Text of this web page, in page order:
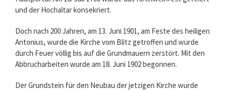
und der Hochaltar konsekriert.
Doch nach 200 Jahren, am 13. Juni 1901, am Feste des heiligen
Antonius, wurde die Kirche vom Blitz getroffen und wurde
durch Feuer völlig bis auf die Grundmauern zerstört. Mit den
Abbrucharbeiten wurde am 18. Juni 1902 begonnen.
Der Grundstein für den Neubau der jetzigen Kirche wurde